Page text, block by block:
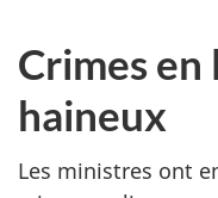
Crimes en
haineux
Les ministres ont